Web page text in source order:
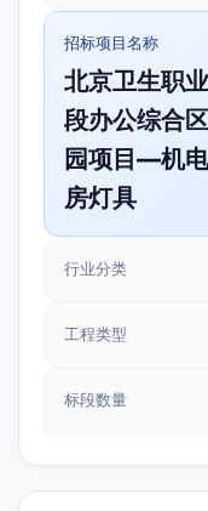
招标项目名称
北京卫生职
段办公综合
园项目—机
房灯具
行业分类
工程类型
标段数量